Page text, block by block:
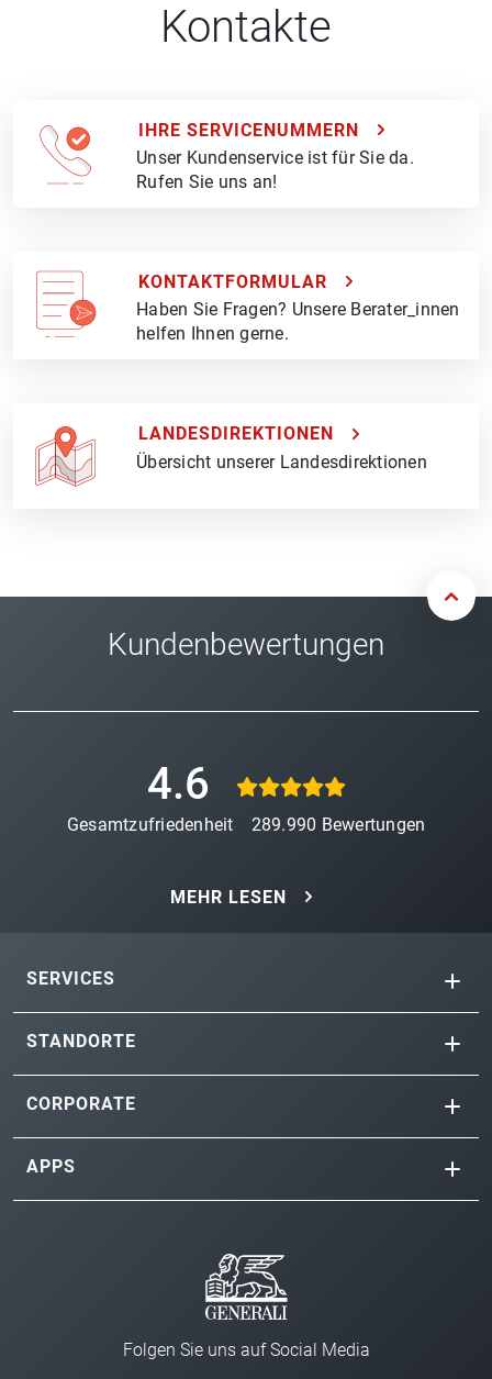
Kontakte
IHRE SERVICENUMMERN
Unser Kundenservice ist für Sie da.
Rufen Sie uns an!
KONTAKTFORMULAR
Haben Sie Fragen? Unsere Berater_innen
helfen Ihnen gerne.
LANDESDIREKTIONEN
Übersicht unserer Landesdirektionen
Kundenbewertungen
4.6
Gesamtzufriedenheit 289.990 Bewertungen
MEHR LESEN
SERVICES
STANDORTE
CORPORATE
APPS
Folgen Sie uns auf Social Media